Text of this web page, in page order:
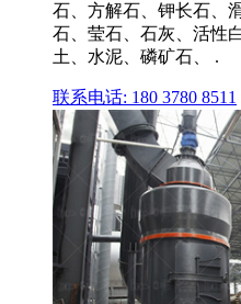
石、方解石、钾长石、
石、莹石、石灰、活性
土、水泥、磷矿石、 .
联系电话: 180 3780 8511